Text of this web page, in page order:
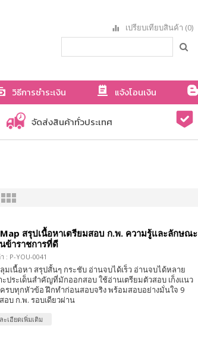
เปรียบเทียบสินค้า (0)
วิธีการชำระเงิน แจ้งโอนเงิน
จัดส่งสินค้าทั่วประเทศ
สรุปเนื้อหาเตรียมสอบ ก.พ. ความรู้และลักษณะ
ข้าราชการที่ดี
: P-YOU-0041
มเนื้อหา สรุปสั้นๆ กระชับ อ่านจบได้เร็ว อ่านจบได้หลาย
ะประเด็นสำคัญที่มักออกสอบ ใช้อ่านเตรียมตัวสอบ เก็งแนว
รบทุกหัวข้อ ฝึกทำก่อนสอบจริง พร้อมสอบอย่างมั่นใจ 9
อบ ก.พ. รอบเดียวผ่าน
ะเอียดเพิ่มเติม